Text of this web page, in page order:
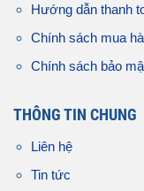
Hướng dẫn thanh
Chính sách mua
Chính sách bảo
THÔNG TIN CHUNG
Liên hệ
Tin tức